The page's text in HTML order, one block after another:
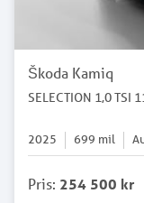
Škoda Kamiq
SELECTION 1,0 TSI
2025 699 mil
Pris: 254 500 kr